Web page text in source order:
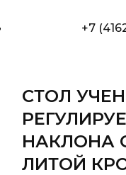
+7
СТОЛ
НАКЛОНА
ЛИТОЙ